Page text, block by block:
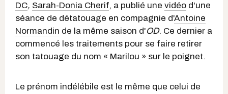
DC, Sarah-Donia Cherif, a publié une vidéo d'une
séance de détatouage en compagnie d'Antoine
Normandin de la même saison d'OD. Ce dernier a
commencé les traitements pour se faire retirer
son tatouage du nom « Marilou » sur le poignet.
Le prénom indélébile est le même que celui de